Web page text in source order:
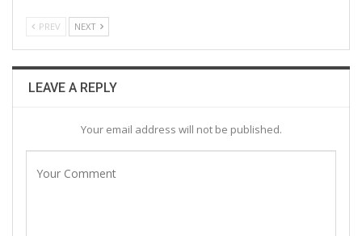
PREV NEXT
LEAVE A REPLY
Your email address will not be published.